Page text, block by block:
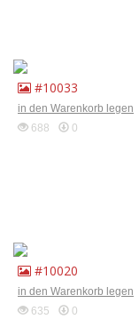
#10033
in den Warenkorb legen
688
0
#10020
in den Warenkorb legen
635
0